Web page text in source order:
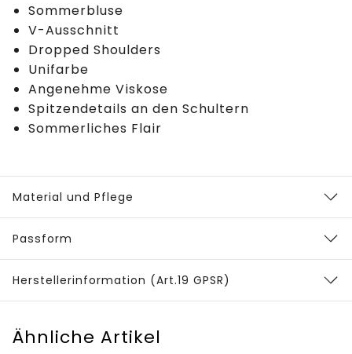
Sommerbluse
V-Ausschnitt
Dropped Shoulders
Unifarbe
Angenehme Viskose
Spitzendetails an den Schultern
Sommerliches Flair
Material und Pflege
Passform
Herstellerinformation (Art.19 GPSR)
Ähnliche Artikel